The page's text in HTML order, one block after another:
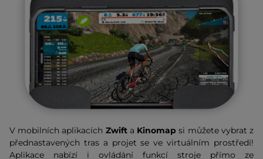
V mobilních aplikacích Zwifta Kinomap si můžete vybrat z
přednastavených tras a projet se ve virtuálním prostředí!
Aplikace nabízí i ovládání funkcí stroje přímo ze